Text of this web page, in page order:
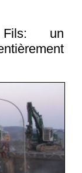
Fils: un